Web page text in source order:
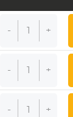
- +
- +
- +